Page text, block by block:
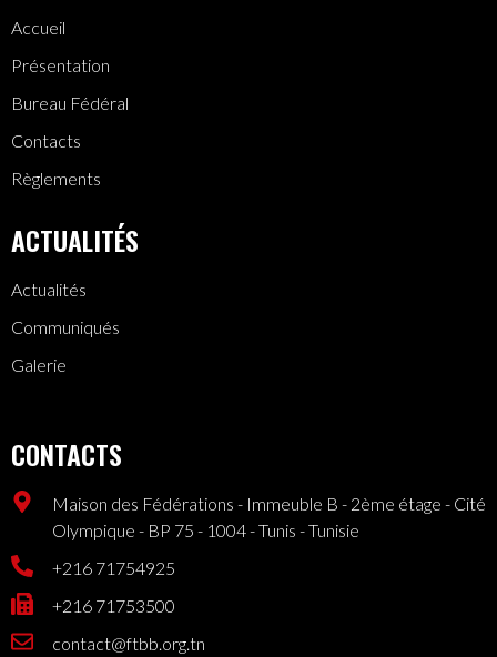
Accueil
Présentation
Bureau Fédéral
Contacts
Règlements
ACTUALITÉS
Actualités
Communiqués
Galerie
CONTACTS
Maison des Fédérations - Immeuble B - 2ème étage - Cité
Olympique - BP 75 - 1004 - Tunis - Tunisie
+216 71754925
+216 71753500
contact@ftbb.org.tn